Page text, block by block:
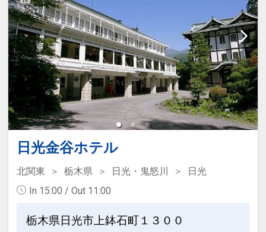
★本プランの定量カーボン・オフセット
について ★
※画像をクリック/タップで拡大しま
す。
日光金谷ホテル
北関東 栃木県 日光・鬼怒川
日光
In 15:00 / Out 11:00
栃木県日光市上鉢石町１３００